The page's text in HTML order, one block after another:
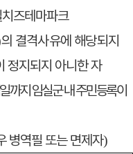
즈테마파크
의 결격사유에 해당되지
정지되지 아니한 자
까지 임실군 내 주민등록이
병역필 또는 면제자)